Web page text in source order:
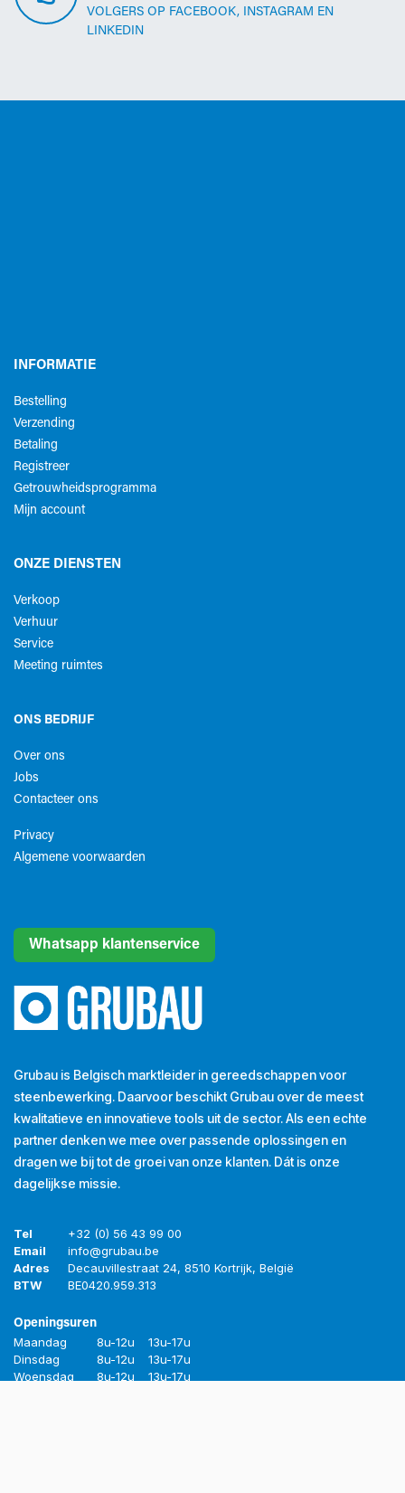
VOLGERS OP FACEBOOK, INSTAGRAM EN
LINKEDIN
INFORMATIE
Bestelling
Verzending
Betaling
Registreer
Getrouwheidsprogramma
Mijn account
ONZE DIENSTEN
Verkoop
Verhuur
Service
Meeting ruimtes
ONS BEDRIJF
Over ons
Jobs
Contacteer ons
Privacy
Algemene voorwaarden​
Whatsapp klantenservice
Grubau is Belgisch marktleider in gereedschappen voor
steenbewerking. Daarvoor beschikt Grubau over de meest
kwalitatieve en innovatieve tools uit de sector. Als een echte
partner denken we mee over passende oplossingen en
dragen we bij tot de groei van onze klanten. Dát is onze
dagelijkse missie.
Tel
+32 (0) 56 43 99 00
Email
info@grubau.be
Adres
Decauvillestraat 24, 8510 Kortrijk, België
BTW
BE0420.959.313
Openingsuren
Maandag 8u-12u
13u-17u
Dinsdag
8u-12u
13u-17u
Woensdag
8u-12u
13u-17u